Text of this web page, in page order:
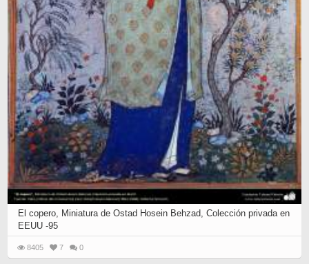
El copero, Miniatura de Ostad Hosein Behzad, Colección privada en
EEUU -95
8405 7 0